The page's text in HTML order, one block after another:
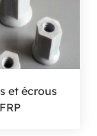
et écrous
FRP